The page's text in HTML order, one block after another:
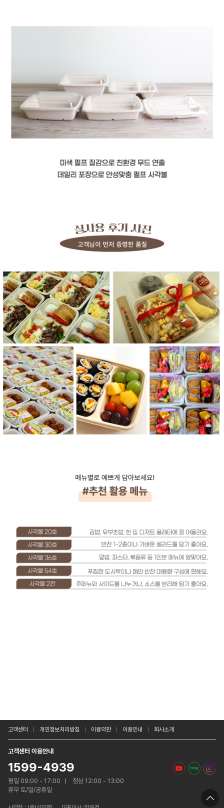
고객센터 개인정보처리방침 이용약관 이용안내 회사소개
고객센터 이용안내
1599-4939
평일 09:00 - 17:00
점심 12:00 - 13:00
휴무 토/일/공휴일